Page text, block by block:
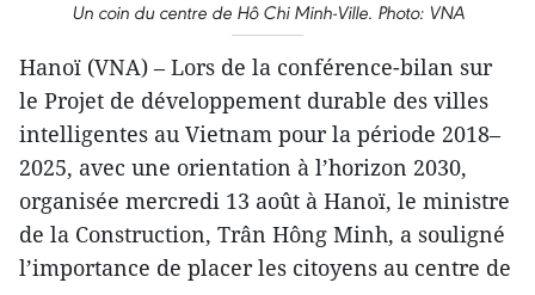
Un coin du centre de Hô Chi Minh-Ville. Photo: VNA
Hanoï (VNA) – Lors de la conférence-bilan sur
le Projet de développement durable des villes
intelligentes au Vietnam pour la période 2018–
2025, avec une orientation à l’horizon 2030,
organisée mercredi 13 août à Hanoï, le ministre
de la Construction, Trân Hông Minh, a souligné
l’importance de placer les citoyens au centre de